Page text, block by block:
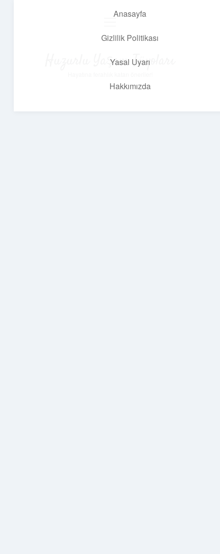
Anasayfa
Gizlilik Politikası
Yasal Uyarı
Hakkımızda
Huzurlu Yaşam Tüyoları